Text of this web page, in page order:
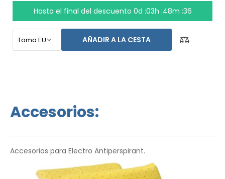
máximo de 24 minutos, y la duración y velocidad de los
efectos se mantienen. Con el sistema automático no
depende de ninguna otra persona. Tenga sus manos,
Hasta el final del descuento 0d :03h :48m :36
AÑADIR A LA CESTA
Accesorios:
Accesorios para Electro Antiperspirant.